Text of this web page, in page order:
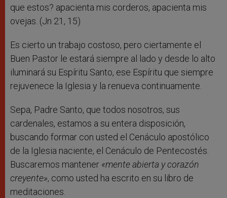
que estos? apacienta mis corderos, apacienta mis
ovejas. (Jn 21, 15)
Es cierto un trabajo costoso, pero ciertamente el
Buen Pastor le estará siempre al lado y desde lo alto
iluminará su Espíritu Santo, ese Espíritu que siempre
rejuvenece la Iglesia y la renueva continuamente.
Sepa, Padre Santo, que todos nosotros, sus
cardenales, estamos a su entera disposición,
buscando formar con usted el Cenáculo apostólico
de la Iglesia naciente, el Cenáculo de Pentecostés.
Buscaremos mantener «mente abierta y corazón
creyente», como usted ha escrito en su libro de
meditaciones.